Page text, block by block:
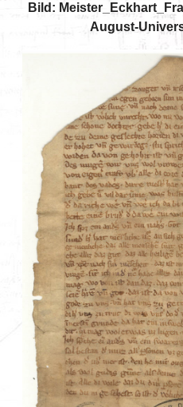
Bild:
August-